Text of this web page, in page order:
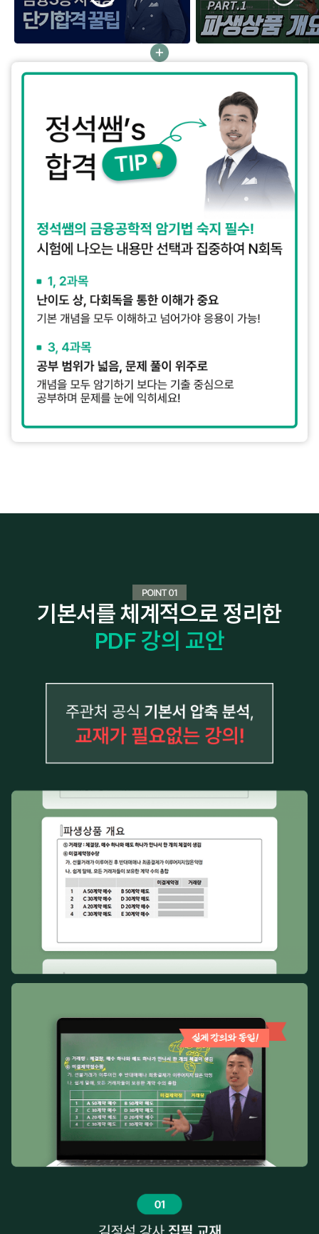
기본서를 체계적으로 정리한
PDF 강의 교안